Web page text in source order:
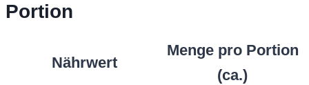
Portion
Nährwert
Menge pro Portion
(ca.)